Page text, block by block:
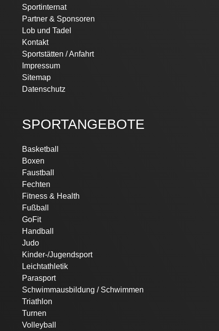
Sportinternat
Partner & Sponsoren
Lob und Tadel
Kontakt
Sportstätten / Anfahrt
Impressum
Sitemap
Datenschutz
SPORTANGEBOTE
Navigation
überspringen
Basketball
Boxen
Faustball
Fechten
Fitness & Health
Fußball
GoFit
Handball
Judo
Kinder-/Jugendsport
Leichtathletik
Parasport
Schwimmausbildung / Schwimmen
Triathlon
Turnen
Volleyball